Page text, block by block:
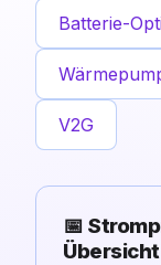
Batterie-
V2G
📅
Übersicht